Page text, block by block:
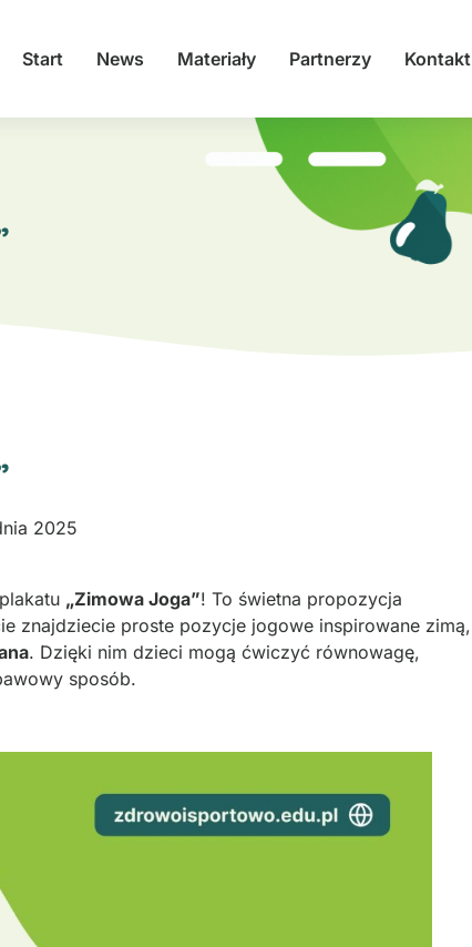
Start News Materiały Partnerzy Kontakt
2025
„Zimowa Joga”! To świetna propozycja
znajdziecie proste pozycje jogowe inspirowane zimą,
. Dzięki nim dzieci mogą ćwiczyć równowagę,
sposób.